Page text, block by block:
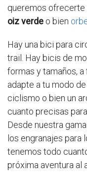
queremos
oiz verde o bien
Hay una bici para
trail. Hay bicis de
formas y tamaños,
adapte a tu modo
ciclismo o bien un
cuanto precisas
Desde nuestra
los engranajes para
tenemos todo
próxima aventura al